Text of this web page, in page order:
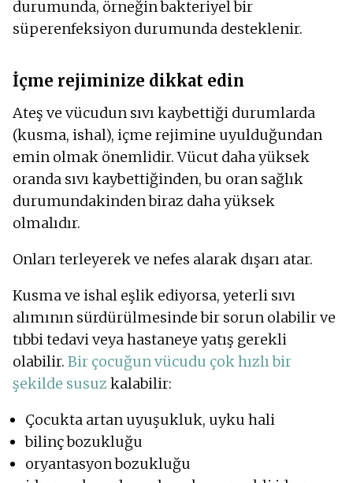
durumunda, örneğin bakteriyel bir
süperenfeksiyon durumunda desteklenir.
İçme rejiminize dikkat edin
Ateş ve vücudun sıvı kaybettiği durumlarda
(kusma, ishal), içme rejimine uyulduğundan
emin olmak önemlidir. Vücut daha yüksek
oranda sıvı kaybettiğinden, bu oran sağlık
durumundakinden biraz daha yüksek
olmalıdır.
Onları terleyerek ve nefes alarak dışarı atar.
Kusma ve ishal eşlik ediyorsa, yeterli sıvı
alımının sürdürülmesinde bir sorun olabilir ve
tıbbi tedavi veya hastaneye yatış gerekli
olabilir. Bir çocuğun vücudu çok hızlı bir
şekilde susuz kalabilir:
Çocukta artan uyuşukluk, uyku hali
bilinç bozukluğu
oryantasyon bozukluğu